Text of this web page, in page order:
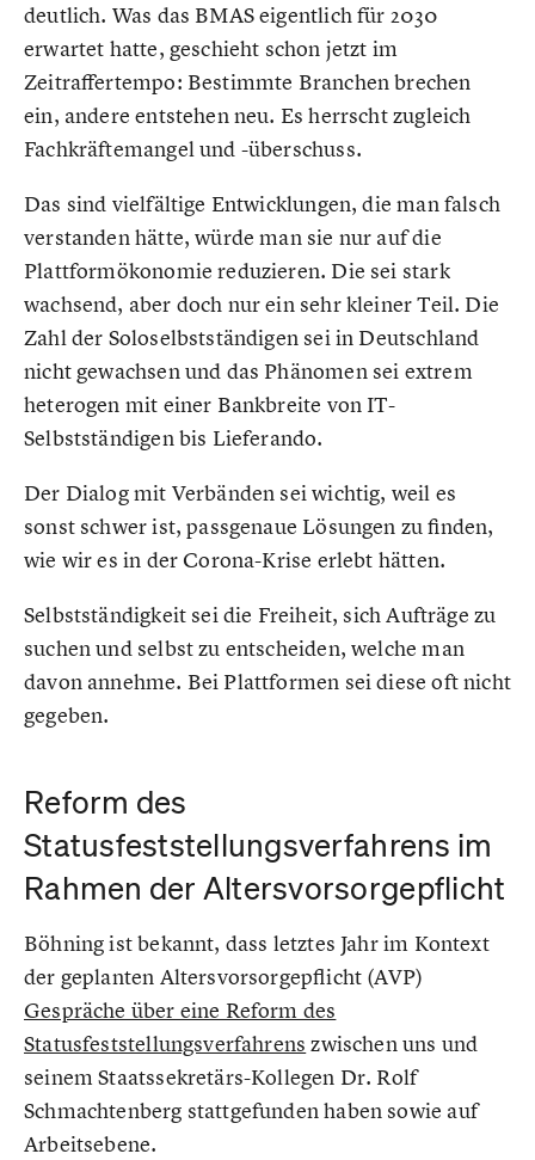
deutlich. Was das BMAS eigentlich für 2030
erwartet hatte, geschieht schon jetzt im
Zeitraffertempo: Bestimmte Branchen brechen
ein, andere entstehen neu. Es herrscht zugleich
Fachkräftemangel und -überschuss.
Das sind vielfältige Entwicklungen, die man falsch
verstanden hätte, würde man sie nur auf die
Plattformökonomie reduzieren. Die sei stark
wachsend, aber doch nur ein sehr kleiner Teil. Die
Zahl der Soloselbstständigen sei in Deutschland
nicht gewachsen und das Phänomen sei extrem
heterogen mit einer Bankbreite von IT-
Selbstständigen bis Lieferando.
Der Dialog mit Verbänden sei wichtig, weil es
sonst schwer ist, passgenaue Lösungen zu finden,
wie wir es in der Corona-Krise erlebt hätten.
Selbstständigkeit sei die Freiheit, sich Aufträge zu
suchen und selbst zu entscheiden, welche man
davon annehme. Bei Plattformen sei diese oft nicht
gegeben.
Reform des
Statusfeststellungsverfahrens im
Rahmen der Altersvorsorgepflicht
Böhning ist bekannt, dass letztes Jahr im Kontext
der geplanten Altersvorsorgepflicht (AVP)
Gespräche über eine Reform des
Statusfeststellungsverfahrens zwischen uns und
seinem Staatssekretärs-Kollegen Dr. Rolf
Schmachtenberg stattgefunden haben sowie auf
Arbeitsebene.